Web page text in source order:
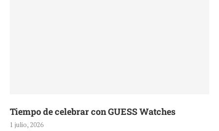
Tiempo de celebrar con GUESS Watches
1 julio, 2026